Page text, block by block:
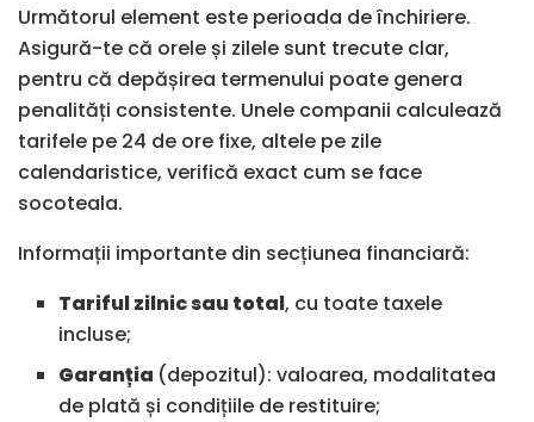
Următorul element este perioada de închiriere.
Asigură-te că orele și zilele sunt trecute clar,
pentru că depășirea termenului poate genera
penalități consistente. Unele companii calculează
tarifele pe 24 de ore fixe, altele pe zile
calendaristice, verifică exact cum se face
socoteala.
Informații importante din secțiunea financiară:
Tariful zilnic sau total, cu toate taxele
incluse;
Garanția (depozitul): valoarea, modalitatea
de plată și condițiile de restituire;